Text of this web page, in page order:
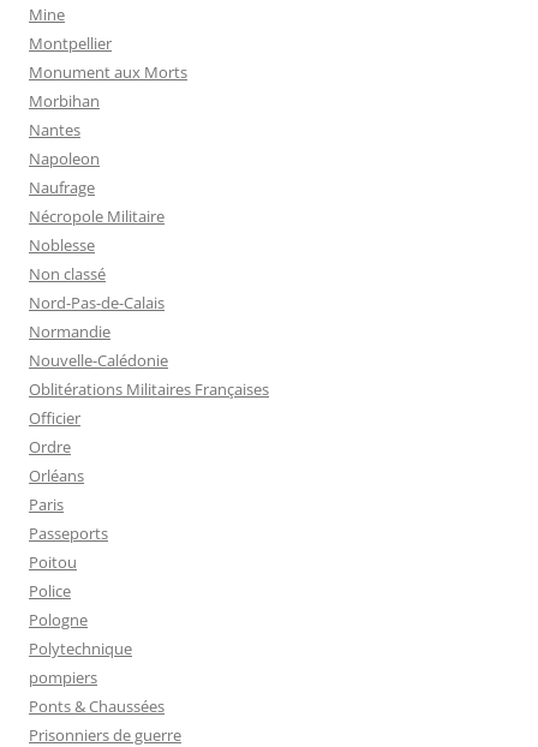
Mine
Montpellier
Monument aux Morts
Morbihan
Nantes
Napoleon
Naufrage
Nécropole Militaire
Noblesse
Non classé
Nord-Pas-de-Calais
Normandie
Nouvelle-Calédonie
Oblitérations Militaires Françaises
Officier
Ordre
Orléans
Paris
Passeports
Poitou
Police
Pologne
Polytechnique
pompiers
Ponts & Chaussées
Prisonniers de guerre